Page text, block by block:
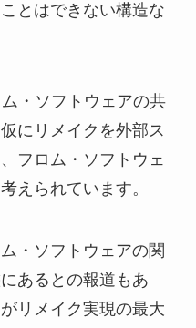
とはできない構造な
・ソフトウェアの共
にリメイクを外部ス
フロム・ソフトウェ
えられています。
・ソフトウェアの関
あるとの報道もあ
リメイク実現の最大